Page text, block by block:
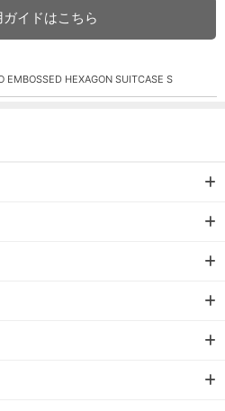
ガイドはこちら
EMBOSSED HEXAGON SUITCASE S